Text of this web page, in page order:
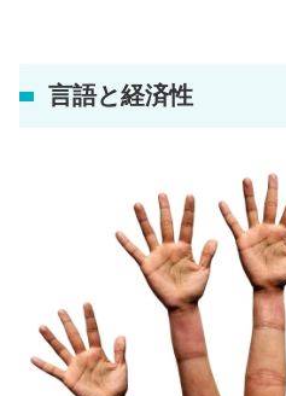
言語と経済性